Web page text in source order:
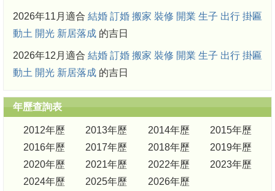
2026年11月適合 結婚 訂婚 搬家 裝修 開業 生子 出行 掛匾
動土 開光 新居落成 的吉日
2026年12月適合 結婚 訂婚 搬家 裝修 開業 生子 出行 掛匾
動土 開光 新居落成 的吉日
年歷查詢表
2012年歷 2013年歷 2014年歷
2015年歷
2016年歷
2017年歷 2018年歷
2019年歷
2020年歷
2021年歷 2022年歷
2023年歷
2024年歷
2025年歷 2026年歷